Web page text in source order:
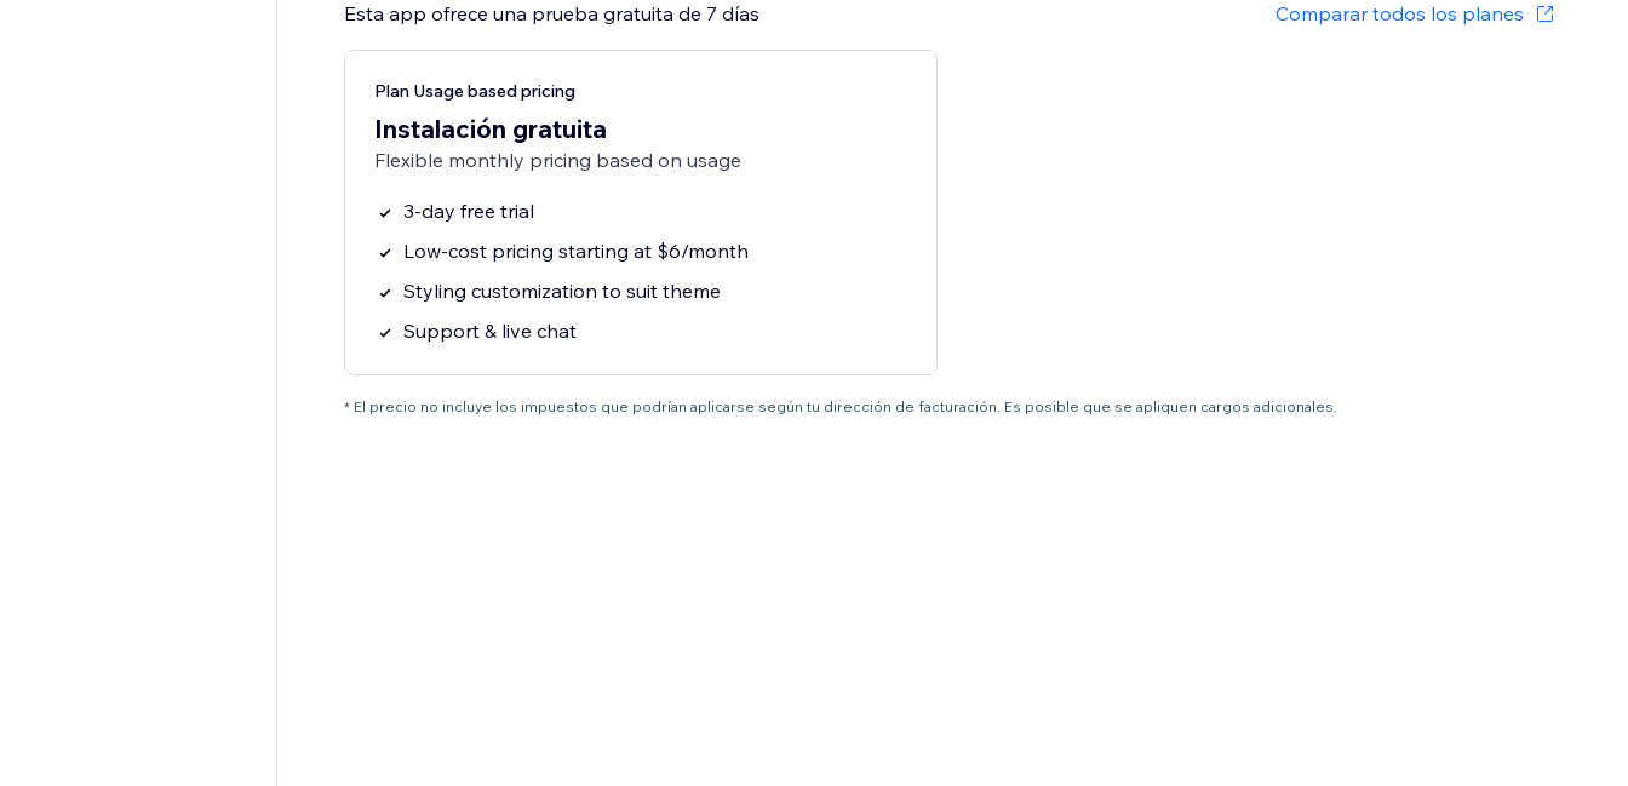
Esta app ofrece una prueba gratuita de 7 días Comparar todos los planes
Plan Usage based pricing
Instalación gratuita
Flexible monthly pricing based on usage
3-day free trial
Low-cost pricing starting at $6/month
Styling customization to suit theme
Support & live chat
* El precio no incluye los impuestos que podrían aplicarse según tu dirección de facturación. Es posible que se apliquen cargos adicionales.